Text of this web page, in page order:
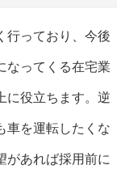
行っており、今後
なってくる在宅業
に役立ちます。逆
車を運転したくな
があれば採用前に